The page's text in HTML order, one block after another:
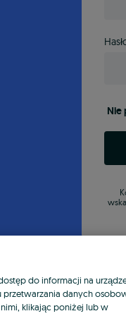
Nie
do informacji na
danych
klikając poniżej lub w